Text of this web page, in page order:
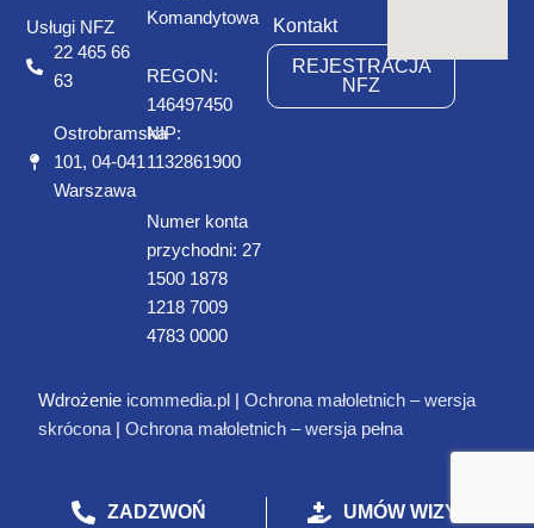
Usługi NFZ
22 465 66
63
Ostrobramska
101, 04-041
Warszawa
Komandytowa
REGON:
146497450
NIP:
1132861900
Numer konta
przychodni: 27
1500 1878
1218 7009
4783 0000
Kontakt
REJESTRACJA
NFZ
Wdrożenie icommedia.pl |Ochrona małoletnich – wersja
skrócona |Ochrona małoletnich – wersja pełna
ZADZWOŃ UMÓW WIZYTĘ